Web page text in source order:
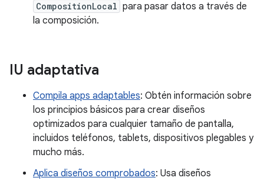
CompositionLocal para pasar datos a través de
la composición.
IU adaptativa
Compila apps adaptables: Obtén información sobre
los principios básicos para crear diseños
optimizados para cualquier tamaño de pantalla,
incluidos teléfonos, tablets, dispositivos plegables y
mucho más.
Aplica diseños comprobados: Usa diseños